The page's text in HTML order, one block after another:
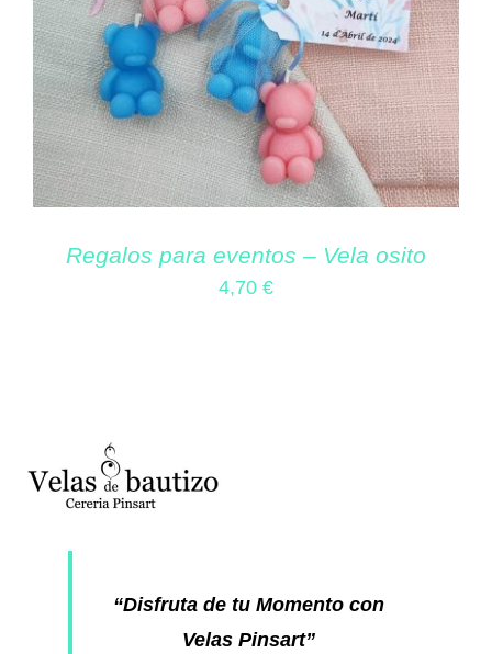
Regalos para eventos – Vela osito
4,70 €
“Disfruta de tu Momento con
Velas Pinsart”